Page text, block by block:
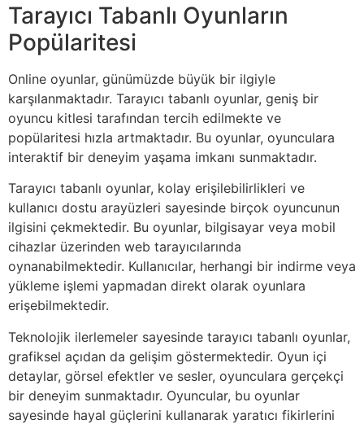
Tarayıcı Tabanlı Oyunların
Popülaritesi
Online oyunlar, günümüzde büyük bir ilgiyle
karşılanmaktadır. Tarayıcı tabanlı oyunlar, geniş bir
oyuncu kitlesi tarafından tercih edilmekte ve
popülaritesi hızla artmaktadır. Bu oyunlar, oyunculara
interaktif bir deneyim yaşama imkanı sunmaktadır.
Tarayıcı tabanlı oyunlar, kolay erişilebilirlikleri ve
kullanıcı dostu arayüzleri sayesinde birçok oyuncunun
ilgisini çekmektedir. Bu oyunlar, bilgisayar veya mobil
cihazlar üzerinden web tarayıcılarında
oynanabilmektedir. Kullanıcılar, herhangi bir indirme veya
yükleme işlemi yapmadan direkt olarak oyunlara
erişebilmektedir.
Teknolojik ilerlemeler sayesinde tarayıcı tabanlı oyunlar,
grafiksel açıdan da gelişim göstermektedir. Oyun içi
detaylar, görsel efektler ve sesler, oyunculara gerçekçi
bir deneyim sunmaktadır. Oyuncular, bu oyunlar
sayesinde hayal güçlerini kullanarak yaratıcı fikirlerini